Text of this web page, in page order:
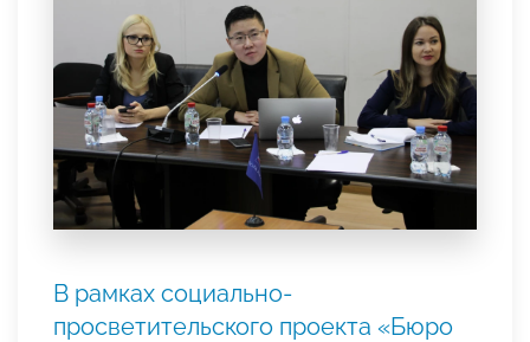
В рамках социально-
просветительского проекта «Бюро